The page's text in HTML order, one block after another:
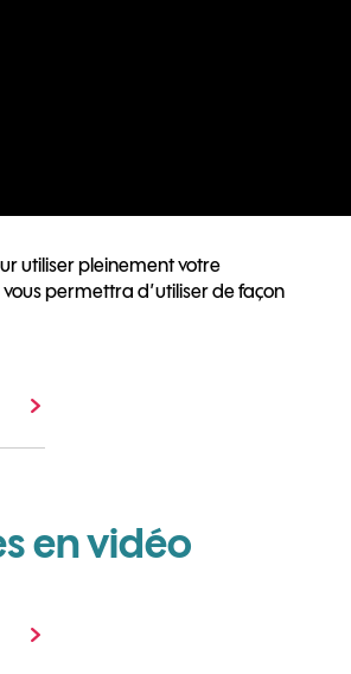
utiliser pleinement votre
permettra d’utiliser de façon
en vidéo